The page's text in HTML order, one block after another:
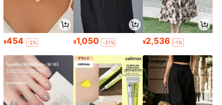
¥454 -2% ¥1,050 -21% ¥2,536 -1%